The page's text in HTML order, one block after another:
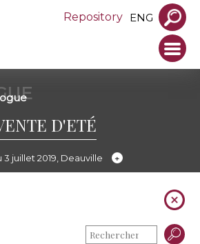
Repository ENG
D'ETÉ
3 juillet 2019, Deauville